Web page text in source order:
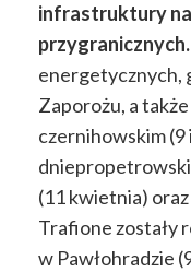
infrastruktury
przygranicznych.
energetycznych,
Zaporożu, a
czernihowskim
(11 kwietnia)
Trafione zostały
w Pawłohradzie